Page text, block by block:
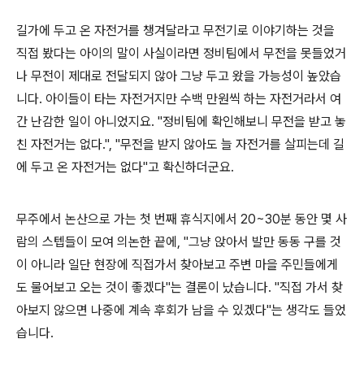
길가에 두고 온 자전거를 챙겨달라고 무전기로 이야기하는 것을
직접 봤다는 아이의 말이 사실이라면 정비팀에서 무전을 못들었거
나 무전이 제대로 전달되지 않아 그냥 두고 왔을 가능성이 높았습
니다. 아이들이 타는 자전거지만 수백 만원씩 하는 자전거라서 여
간 난감한 일이 아니었지요. "정비팀에 확인해보니 무전을 받고 놓
친 자전거는 없다.", "무전을 받지 않아도 늘 자전거를 살피는데 길
에 두고 온 자전거는 없다"고 확신하더군요.
무주에서 논산으로 가는 첫 번째 휴식지에서 20~30분 동안 몇 사
람의 스텝들이 모여 의논한 끝에, "그냥 앉아서 발만 동동 구를 것
이 아니라 일단 현장에 직접가서 찾아보고 주변 마을 주민들에게
도 물어보고 오는 것이 좋겠다"는 결론이 났습니다. "직접 가서 찾
아보지 않으면 나중에 계속 후회가 남을 수 있겠다"는 생각도 들었
습니다.